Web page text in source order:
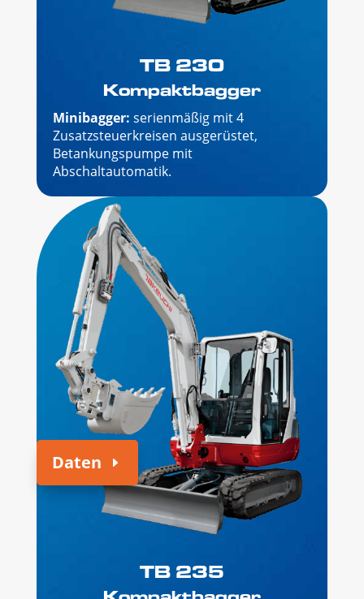
TB 230
Kompaktbagger
Minibagger: serienmäßig mit 4
Zusatzsteuerkreisen ausgerüstet,
Betankungspumpe mit
Abschaltautomatik.
TB 235
Daten